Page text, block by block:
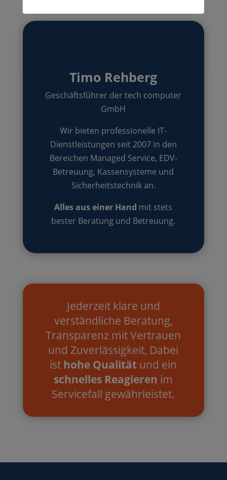
Timo Rehberg
Geschäftsführer der tech computer
GmbH
Wir bieten professionelle IT-
Dienstleistungen seit 2007 in den
Bereichen Managed Service, EDV-
Betreuung, Kassensysteme und
Sicherheitstechnik an.
Alles aus einer Hand mit stets
bester Beratung und Betreuung.
Jederzeit klare und
verständliche Beratung,
Transparenz mit Vertrauen
und Zuverlässigkeit, Dabei
ist hohe Qualität und ein
schnelles Reagieren im
Servicefall gewährleistet.